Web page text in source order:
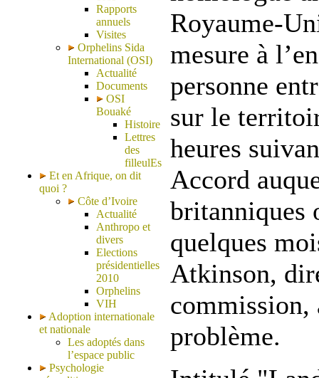
Rapports
annuels
Visites
Orphelins Sida
International (OSI)
Actualité
Documents
OSI
Bouaké
Histoire
Lettres
des
filleulEs
Et en Afrique, on dit
quoi ?
Côte d’Ivoire
Actualité
Anthropo et
divers
Elections
présidentielles
2010
Orphelins
VIH
Adoption internationale
et nationale
Les adoptés dans
l’espace public
Psychologie
Royaume-
mesure à
personne
sur le
heures
Accord
quelques
Atkinson,
commission,
problème.